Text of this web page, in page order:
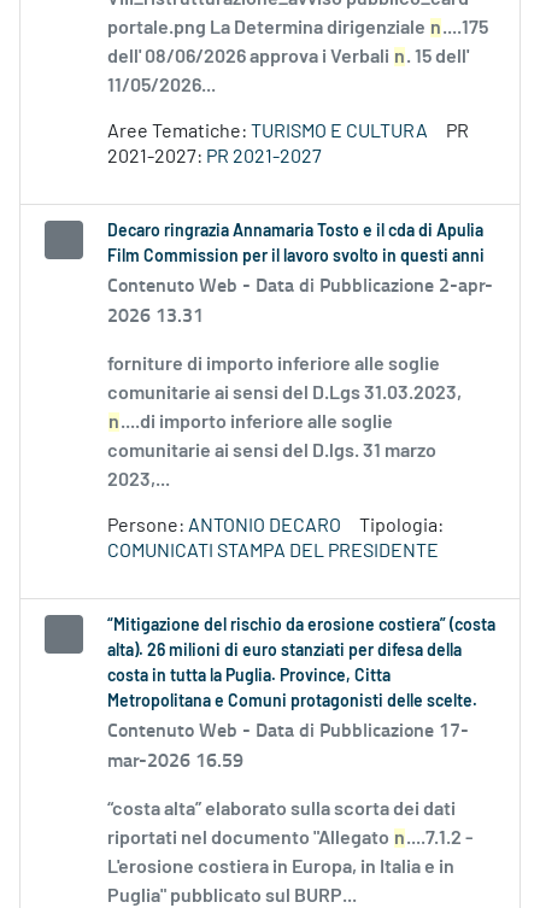
portale.png La Determina dirigenziale n....175
dell' 08/06/2026 approva i Verbali n. 15 dell'
11/05/2026...
Aree Tematiche: TURISMO E CULTURA
PR
2021-2027: PR 2021-2027
Decaro ringrazia Annamaria Tosto e il cda di Apulia
Film Commission per il lavoro svolto in questi anni
Contenuto Web - Data di Pubblicazione 2-apr-
2026 13.31
forniture di importo inferiore alle soglie
comunitarie ai sensi del D.Lgs 31.03.2023,
n....di importo inferiore alle soglie
comunitarie ai sensi del D.lgs. 31 marzo
2023,...
Persone: ANTONIO DECARO
Tipologia:
COMUNICATI STAMPA DEL PRESIDENTE
“Mitigazione del rischio da erosione costiera” (costa
alta). 26 milioni di euro stanziati per difesa della
costa in tutta la Puglia. Province, Citta
Metropolitana e Comuni protagonisti delle scelte.
Contenuto Web - Data di Pubblicazione 17-
mar-2026 16.59
“costa alta” elaborato sulla scorta dei dati
riportati nel documento "Allegato n....7.1.2 -
L'erosione costiera in Europa, in Italia e in
Puglia" pubblicato sul BURP...